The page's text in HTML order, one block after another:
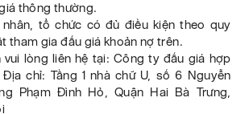
thông thường.
tổ chức có đủ điều kiện theo quy
tham gia đấu giá khoản nợ trên.
lòng liên hệ tại: Công ty đấu giá hợp
chỉ: Tầng 1 nhà chữ U, số 6 Nguyễn
Phạm Đình Hỏ, Quận Hai Bà Trưng,